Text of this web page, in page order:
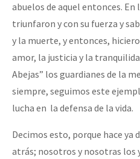
abuelos de aquel entonces.
triunfaron y con su fuerza y
y la muerte, y entonces,
amor, la justicia y la
Abejas” los guardianes de la
siempre, seguimos este
lucha en la defensa de la vida.
Decimos esto, porque hace ya
atrás; nosotros y nosotras los